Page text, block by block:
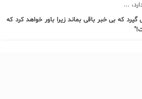
...
که بی خبر باقی بماند زیرا باور خواهد کرد که